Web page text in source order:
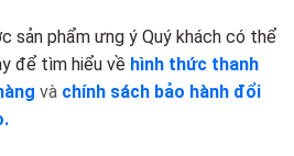
sản phẩm ưng ý Quý khách có thể
để tìm hiểu về hình thức thanh
và chính sách bảo hành đổi